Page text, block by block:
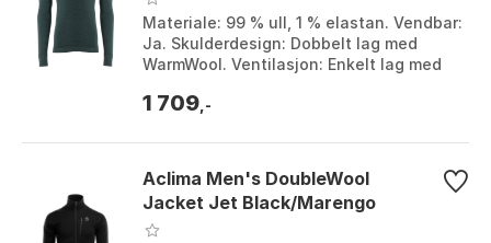
Materiale: 99 % ull, 1 % elastan. Vendbar:
Ja. Skulderdesign: Dobbelt lag med
WarmWool. Ventilasjon: Enkelt lag med
gables. ...
1 709 ,-
Aclima Men's DoubleWool
Jacket Jet Black/Marengo